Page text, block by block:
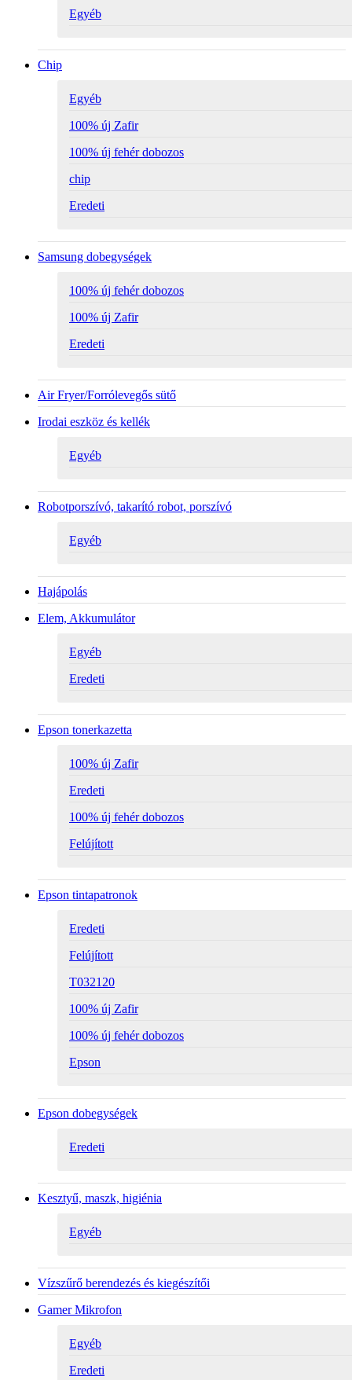
Egyéb
Chip
Egyéb
100% új Zafir
100% új fehér dobozos
chip
Eredeti
Samsung dobegységek
100% új fehér dobozos
100% új Zafir
Eredeti
Air Fryer/Forrólevegős sütő
Irodai eszköz és kellék
Egyéb
Robotporszívó, takarító robot, porszívó
Egyéb
Hajápolás
Elem, Akkumulátor
Egyéb
Eredeti
Epson tonerkazetta
100% új Zafir
Eredeti
100% új fehér dobozos
Felújított
Epson tintapatronok
Eredeti
Felújított
T032120
100% új Zafir
100% új fehér dobozos
Epson
Epson dobegységek
Eredeti
Kesztyű, maszk, higiénia
Egyéb
Vízszűrő berendezés és kiegészítői
Gamer Mikrofon
Egyéb
Eredeti